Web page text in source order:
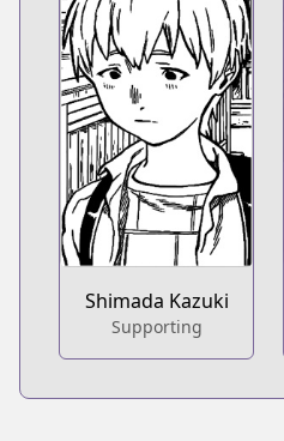
Shimada Kazuki
Supporting